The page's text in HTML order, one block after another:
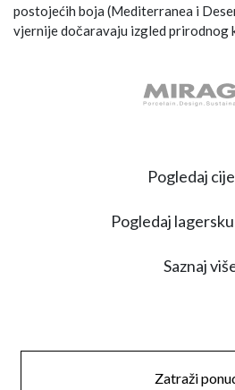
postojećih boja (Mediterranea i
vjernije dočaravaju izgled prirodnog
Pogledaj
Pogledaj
Saznaj
Zatraži